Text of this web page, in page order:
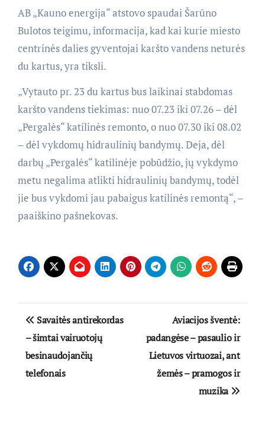
AB „Kauno energija“ atstovo spaudai Šarūno
Bulotos teigimu, informacija, kad kai kurie miesto
centrinės dalies gyventojai karšto vandens neturės
du kartus, yra tiksli.
„Vytauto pr. 23 du kartus bus laikinai stabdomas
karšto vandens tiekimas: nuo 07.23 iki 07.26 – dėl
„Pergalės“ katilinės remonto, o nuo 07.30 iki 08.02
– dėl vykdomų hidraulinių bandymų. Deja, dėl
darbų „Pergalės“ katilinėje pobūdžio, jų vykdymo
metu negalima atlikti hidraulinių bandymų, todėl
jie bus vykdomi jau pabaigus katilinės remontą“, –
paaiškino pašnekovas.
Navigacija
tarp
įrašų
Savaitės antirekordas
– šimtai vairuotojų
besinaudojančių
telefonais
Aviacijos šventė:
padangėse – pasaulio ir
Lietuvos virtuozai, ant
žemės – pramogos ir
muzika